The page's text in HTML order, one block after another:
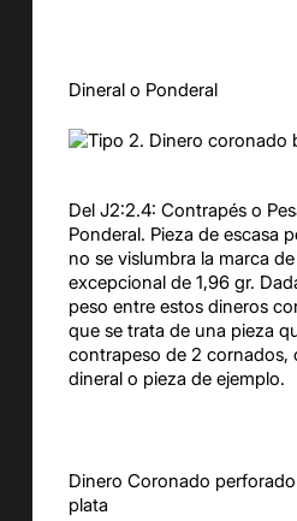
Dineral o Ponderal
Del J2:2.4: Contrapés o
Ponderal. Pieza de escasa
no se vislumbra la marca
excepcional de 1,96 gr.
peso entre estos dineros
que se trata de una pieza
contrapeso de 2 cornados,
dineral o pieza de ejemplo.
Dinero Coronado
plata